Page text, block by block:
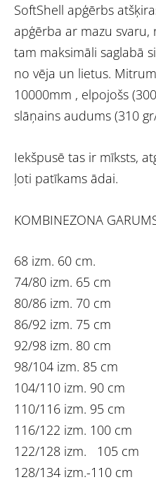
SoftShell apģērbs
apģērba ar mazu
tam maksimāli saglabā
no vēja un lietus.
10000mm , elpojošs
slāņains audums (310
Iekšpusē tas ir mīksts,
ļoti patīkams ādai.
KOMBINEZONA
68 izm. 60 cm.
74/80 izm. 65 cm
80/86 izm. 70 cm
86/92 izm. 75 cm
92/98 izm. 80 cm
98/104 izm. 85 cm
104/110 izm. 90 cm
110/116 izm. 95 cm
116/122 izm. 100 cm
122/128 izm. 105 cm
128/134 izm.-110 cm